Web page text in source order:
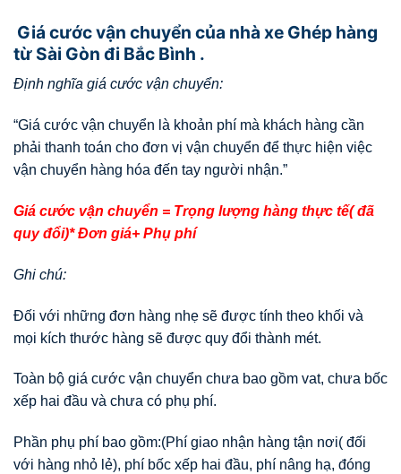
Giá cước vận chuyển của nhà xe Ghép hàng
từ Sài Gòn đi Bắc Bình .
Định nghĩa giá cước vận chuyển:
“Giá cước vận chuyển là khoản phí mà khách hàng cần
phải thanh toán cho đơn vị vận chuyển để thực hiện việc
vận chuyển hàng hóa đến tay người nhận.”
Giá cước vận chuyển = Trọng lượng hàng thực tế( đã
quy đổi)* Đơn giá+ Phụ phí
Ghi chú:
Đối với những đơn hàng nhẹ sẽ được tính theo khối và
mọi kích thước hàng sẽ được quy đổi thành mét.
Toàn bộ giá cước vận chuyển chưa bao gồm vat, chưa bốc
xếp hai đầu và chưa có phụ phí.
Phần phụ phí bao gồm:(Phí giao nhận hàng tận nơi( đối
với hàng nhỏ lẻ), phí bốc xếp hai đầu, phí nâng hạ, đóng